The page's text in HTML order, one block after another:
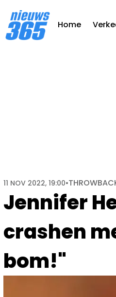
Home
Jennifer
crashen
bom!"
11 NOV 2022, 19:00•